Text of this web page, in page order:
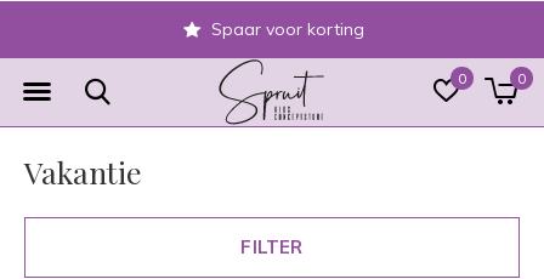
0 0
Veilig achteraf betalen
Vakantie
FILTER